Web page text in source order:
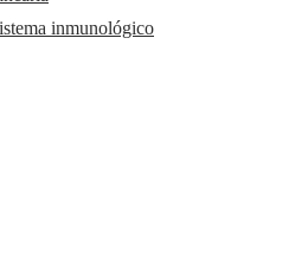
inmunológico